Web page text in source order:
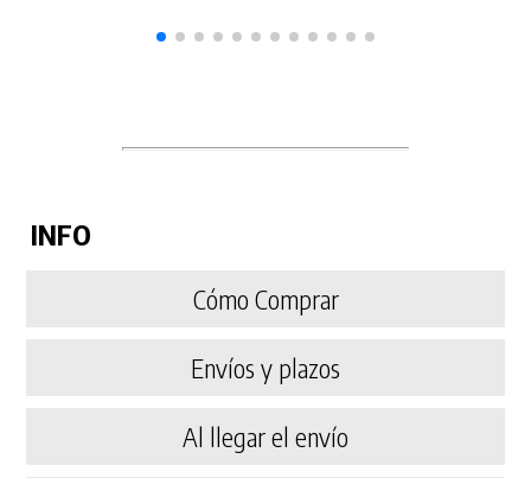
INFO
Cómo Comprar
Envíos y plazos
Al llegar el envío